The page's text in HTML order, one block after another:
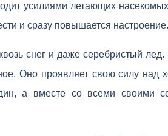
усилиями летающих
и сразу повышается настроение.
снег и даже серебристый лед.
Оно проявляет свою силу над
а вместе со всеми своими